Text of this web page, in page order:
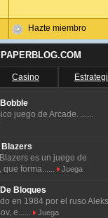
Hazte miembro
Casino
juego de Arcade. ......
es un juego de
que forma......
Juega
Bloques
en 1984 por el ruso
e......
Juega